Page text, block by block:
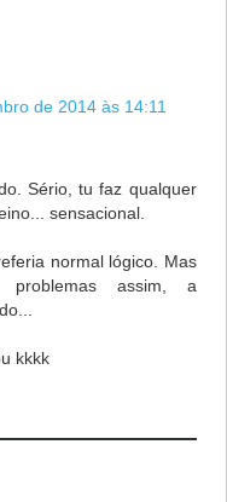
de 2014 às 14:11
Sério, tu faz qualquer
sensacional.
normal lógico. Mas
assim, a
kkkk